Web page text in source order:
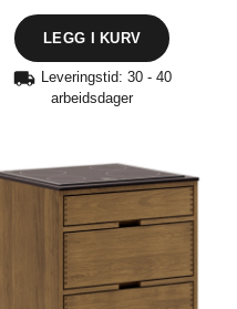
Leveringstid: 30 - 40
arbeidsdager